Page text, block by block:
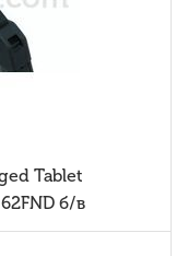
Tablet
б/в